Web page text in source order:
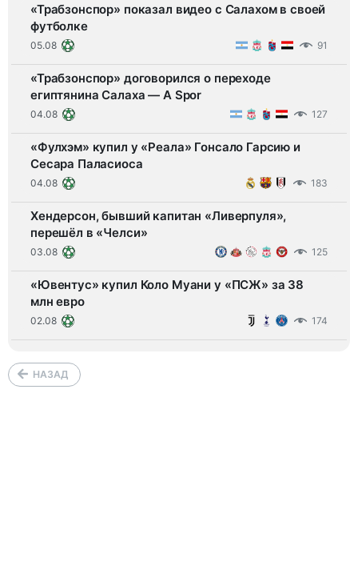
«Трабзонспор» показал видео с Салахом в своей
футболке
05.08 91
«Трабзонспор» договорился о переходе
египтянина Салаха — A Spor
04.08 127
«Фулхэм» купил у «Реала» Гонсало Гарсию и
Сесара Паласиоса
04.08 183
Хендерсон, бывший капитан «Ливерпуля»,
перешёл в «Челси»
03.08 125
«Ювентус» купил Коло Муани у «ПСЖ» за 38
млн евро
02.08 174
НАЗАД